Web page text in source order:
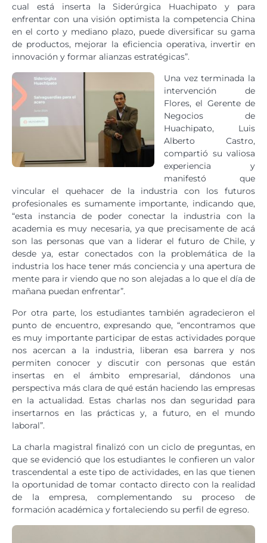
cual está inserta la Siderúrgica Huachipato y para
enfrentar con una visión optimista la competencia China
en el corto y mediano plazo, puede diversificar su gama
de productos, mejorar la eficiencia operativa, invertir en
innovación y formar alianzas estratégicas”.
Una vez terminada la
intervención de
Flores, el Gerente de
Negocios de
Huachipato, Luis
Alberto Castro,
compartió su valiosa
experiencia y
manifestó que
vincular el quehacer de la industria con los futuros
profesionales es sumamente importante, indicando que,
“esta instancia de poder conectar la industria con la
academia es muy necesaria, ya que precisamente de acá
son las personas que van a liderar el futuro de Chile, y
desde ya, estar conectados con la problemática de la
industria los hace tener más conciencia y una apertura de
mente para ir viendo que no son alejadas a lo que el día de
mañana puedan enfrentar”.
Por otra parte, los estudiantes también agradecieron el
punto de encuentro, expresando que, “encontramos que
es muy importante participar de estas actividades porque
nos acercan a la industria, liberan esa barrera y nos
permiten conocer y discutir con personas que están
insertas en el ámbito empresarial, dándonos una
perspectiva más clara de qué están haciendo las empresas
en la actualidad. Estas charlas nos dan seguridad para
insertarnos en las prácticas y, a futuro, en el mundo
laboral”.
La charla magistral finalizó con un ciclo de preguntas, en
que se evidenció que los estudiantes le confieren un valor
trascendental a este tipo de actividades, en las que tienen
la oportunidad de tomar contacto directo con la realidad
de la empresa, complementando su proceso de
formación académica y fortaleciendo su perfil de egreso.